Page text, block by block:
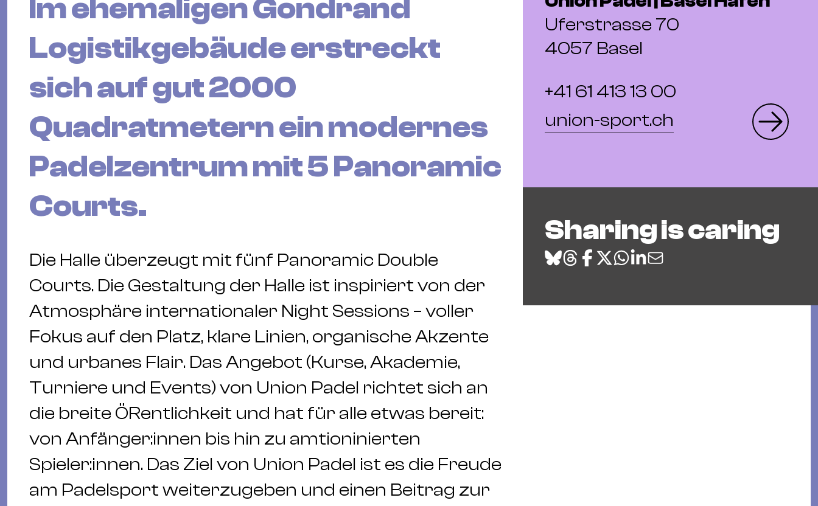
Im ehemaligen Gondrand
Logistikgebäude erstreckt
sich auf gut 2000
Quadratmetern ein modernes
Padelzentrum mit 5 Panoramic
Courts.
Die Halle überzeugt mit fünf Panoramic Double
Courts. Die Gestaltung der Halle ist inspiriert von der
Atmosphäre internationaler Night Sessions – voller
Fokus auf den Platz, klare Linien, organische Akzente
und urbanes Flair. Das Angebot (Kurse, Akademie,
Turniere und Events) von Union Padel richtet sich an
die breite ÖRentlichkeit und hat für alle etwas bereit:
von Anfänger:innen bis hin zu amtioninierten
Spieler:innen. Das Ziel von Union Padel ist es die Freude
am Padelsport weiterzugeben und einen Beitrag zur
Uferstrasse 70
4057 Basel
+41 61 413 13 00
union-sport.ch
Sharing is caring